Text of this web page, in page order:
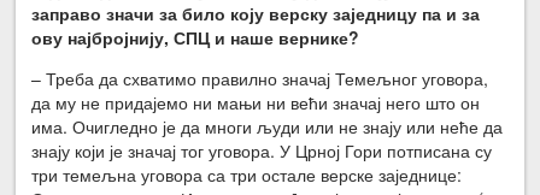
заправо значи за било коју верску заједницу па и за
ову најбројнију, СПЦ и наше вернике?
– Треба да схватимо правилно значај Темељног уговора,
да му не придајемо ни мањи ни већи значај него што он
има. Очигледно је да многи људи или не знају или неће да
знају који је значај тог уговора. У Црној Гори потписана су
три темељна уговора са три остале верске заједнице: